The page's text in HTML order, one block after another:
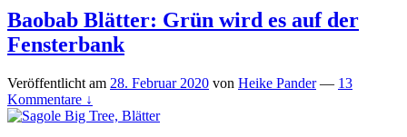
Baobab Blätter: Grün wird es auf der
Fensterbank
Veröffentlicht am 28. Februar 2020 von Heike Pander — 13
Kommentare ↓